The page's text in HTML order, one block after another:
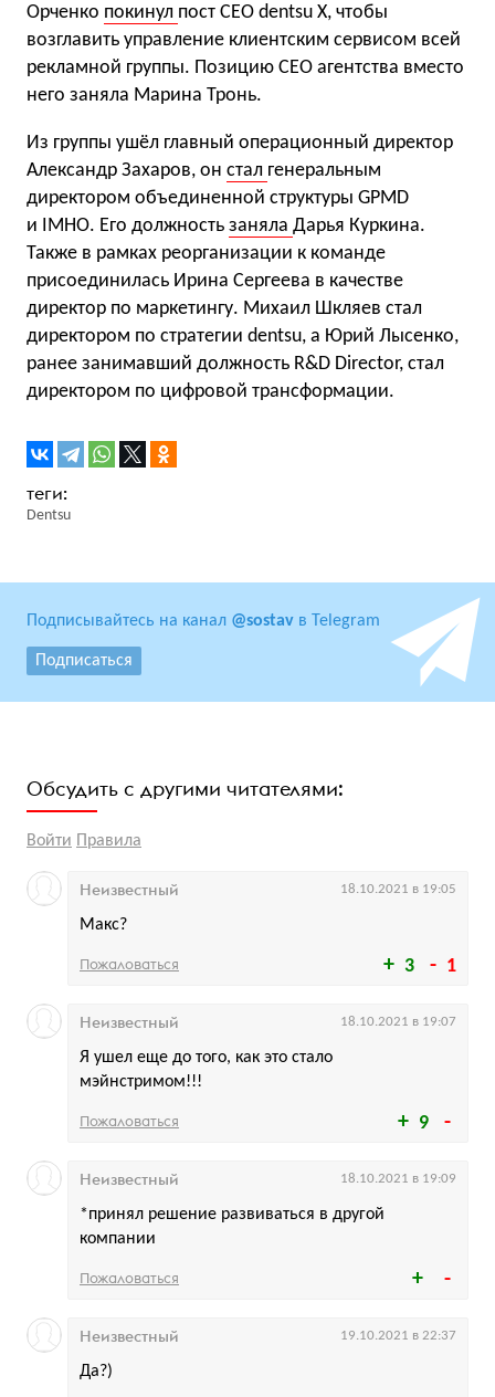
Орченко покинул пост CEO dentsu X, чтобы
возглавить управление клиентским сервисом всей
рекламной группы. Позицию CEO агентства вместо
него заняла Марина Тронь.
Из группы ушёл главный операционный директор
Александр Захаров, он стал генеральным
директором объединенной структуры GPMD
и IMHO. Его должность заняла Дарья Куркина.
Также в рамках реорганизации к команде
присоединилась Ирина Сергеева в качестве
директор по маркетингу. Михаил Шкляев стал
директором по стратегии dentsu, а Юрий Лысенко,
ранее занимавший должность R&D Director, стал
директором по цифровой трансформации.
Dentsu
Подписывайтесь на канал @sostav в Telegram
Подписаться
Обсудить с другими читателями:
Войти Правила
3 1
Макс?
Неизвестный 18.10.2021 в 19:05
Пожаловаться
9
Я ушел еще до того, как это стало
мэйнстримом!!!
Неизвестный 18.10.2021 в 19:07
Пожаловаться
*принял решение развиваться в другой
компании
Неизвестный 18.10.2021 в 19:09
Пожаловаться
Да?)
Неизвестный 19.10.2021 в 22:37